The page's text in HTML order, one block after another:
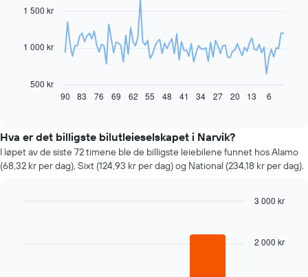
91
data
Diagrammet
viser
seg
jo
nærmere
man
500 kr
1 000 kr
1 500 kr
90 48 6
83 76 69 62 55 41 34 27 20 13
Hva er det billigste bilutleieselskapet i Narvik?
I løpet av de siste 72 timene ble de billigste leiebilene funnet hos Alamo
(68,32 kr per dag), Sixt (124,93 kr per dag) og National (234,18 kr per dag).
2 000 kr
3 000 kr